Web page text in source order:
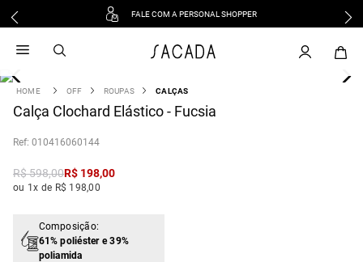
FALE COM A PERSONAL SHOPPER
OFF ROUPAS CALÇAS
Calça Clochard Elástico - Fucsia
: 010416060144
R$598,00R$ 198,00
ou 1x de R$ 198,00
Composição:
61% poliéster e 39%
poliamida
vestido
3 º blusa
º tricot
º macacão
jeans
º camisa